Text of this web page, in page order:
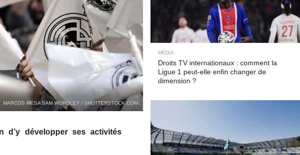
MARCOS MESA SAM WORDLEY / SHUTTERSTOCK.COM
d’y développer ses activités
MÉDIA
Droits TV internationaux : comment la
Ligue 1 peut-elle enfin changer de
dimension ?